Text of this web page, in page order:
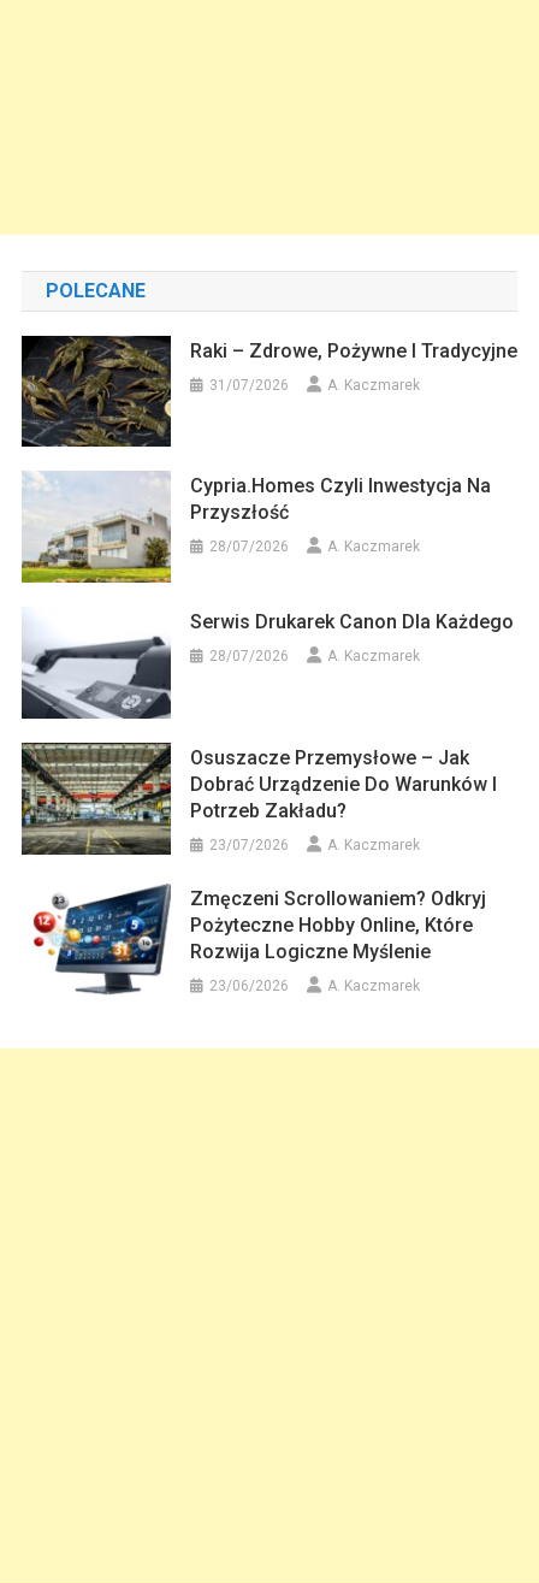
POLECANE
Raki – Zdrowe, Pożywne I Tradycyjne
31/07/2026 A. Kaczmarek
Cypria.homes Czyli Inwestycja Na
Przyszłość
28/07/2026 A. Kaczmarek
Serwis Drukarek Canon Dla Każdego
28/07/2026 A. Kaczmarek
Osuszacze Przemysłowe – Jak
Dobrać Urządzenie Do Warunków I
Potrzeb Zakładu?
23/07/2026 A. Kaczmarek
Zmęczeni Scrollowaniem? Odkryj
Pożyteczne Hobby Online, Które
Rozwija Logiczne Myślenie
23/06/2026 A. Kaczmarek